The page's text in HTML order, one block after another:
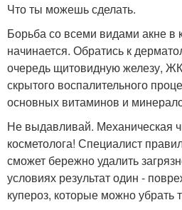
Что ты можешь сделать.
Борьба со всеми видами акне в
начинается. Обратись к
очередь щитовидную железу,
скрытого воспалительного
основных витаминов и
Не выдавливай. Механическая
косметолога! Специалист
сможет бережно удалить
условиях результат один -
купероз, которые можно убрать